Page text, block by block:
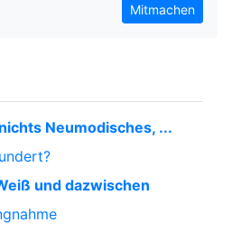
Neumodisches, ...
und dazwischen
Mitmachen